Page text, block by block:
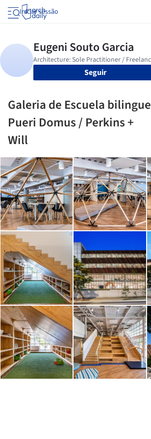
Iniciar sessão
Seguir
Galeria de Escuela bilingue
Pueri Domus / Perkins +
Will